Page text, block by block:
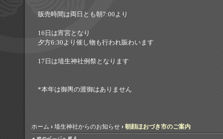
販売時間は両日とも朝7:00より
16日は宵宮となり
夕方6:30より催し物も行われ賑わいます
17日は埴生神社例祭となります
*本年は御輿の渡御はありません
ホーム › 埴生神社からのお知らせ › 朝顔ほおづき市のご案内